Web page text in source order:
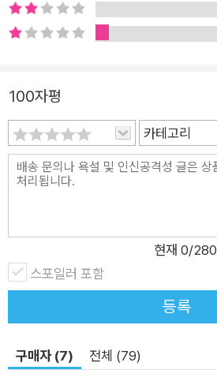
기 위해 인간이 던지는 질문을 뜻한다.
하다.” 인간이 어떤 질문을 하느냐에
점에 주목해야 한다. AI 기술이 아무리
정’의 역량은 사색과 해석력을 겸비한 인간
ng to Be a Hexagonal Human 육각
람들이 늘어나고 있다. 외모, 학력, 자산
든 것에서 하나도 빠짐이 없는 사람을
을 줄 세우기 위한 잣대로 활용하는 것
계층 이동의 사다리가 흔들리는 사회를
활력이자 절망이면서 하나의 놀이다. ● Getting the Price Rig
ht: Variable Pricing 버라이어티 가격
터의 활용과 실시간으로 모든 변수를
100자평
카테고리
현재 0/
스포일러 포함
등록
구매자 (7) 전체 (79)